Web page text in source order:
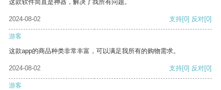
这款软件简直是神器，解决了我所有问题。
2024-08-02 支持[0] 反对[0]
游客
这款app的商品种类非常丰富，可以满足我所有的购物需求。
2024-08-02 支持[0] 反对[0]
游客